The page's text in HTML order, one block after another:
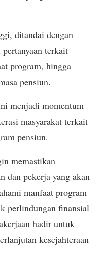
ditandai dengan
terkait
program, hingga
pensiun.
menjadi momentum
masyarakat terkait
pensiun.
memastikan
dan pekerja yang akan
manfaat program
perlindungan finansial
hadir untuk
kesejahteraan